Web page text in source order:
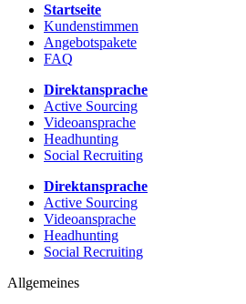
Startseite
Kundenstimmen
Angebotspakete
FAQ
Direktansprache
Active Sourcing
Videoansprache
Headhunting
Social Recruiting
Direktansprache
Active Sourcing
Videoansprache
Headhunting
Social Recruiting
Allgemeines